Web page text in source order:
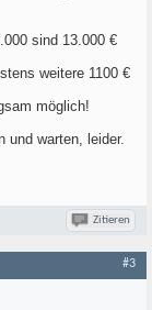
sind 13.000 €
weitere 1100 €
möglich!
und warten, leider.
Zitieren
#3